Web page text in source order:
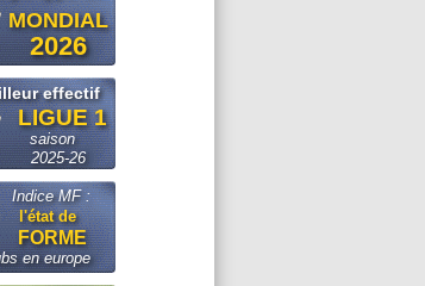
MONDIAL
2026
effectif
LIGUE 1
saison
2025-26
Indice MF :
l'état de
FORME
en europe